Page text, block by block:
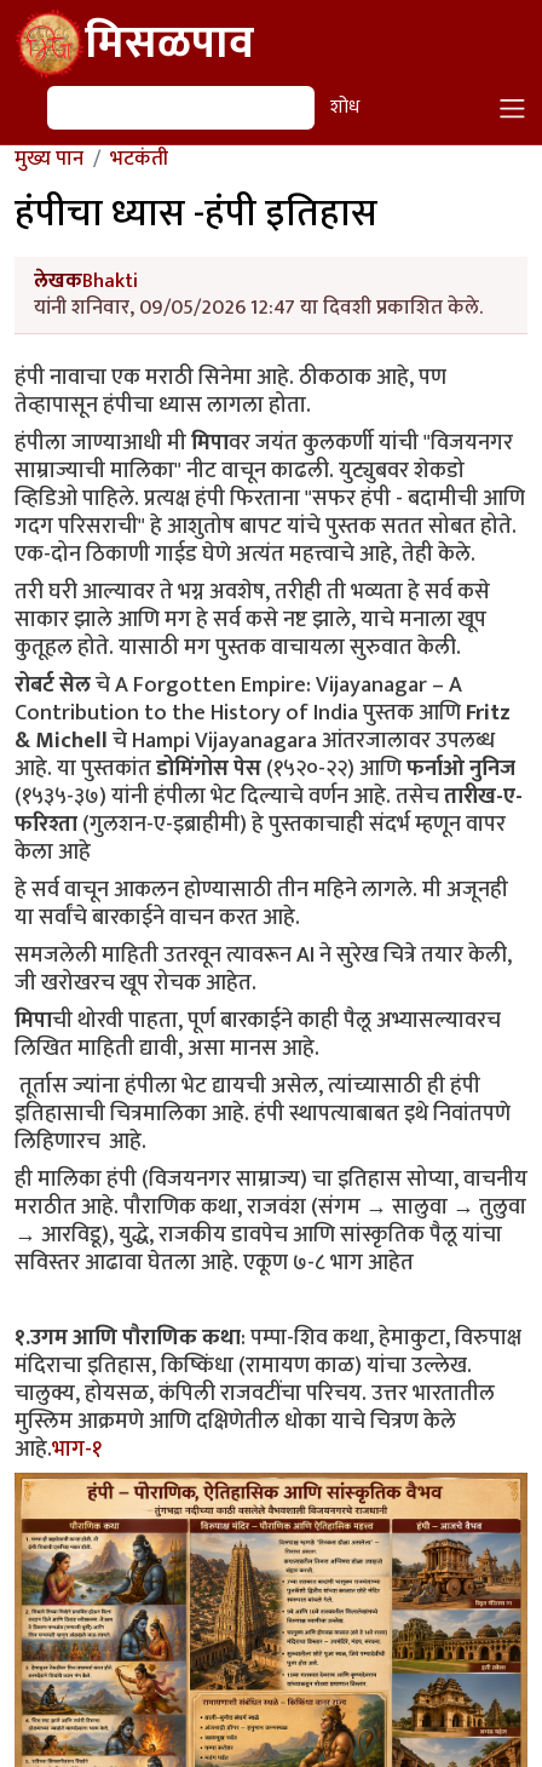
Skip to main contentमिसळपाव
शोध शोध
मुख्य पान भटकंती
हंपीचा ध्यास -हंपी इतिहास
लेखकBhakti
यांनी शनिवार, 09/05/2026 12:47 या दिवशी प्रकाशित केले.
हंपी नावाचा एक मराठी सिनेमा आहे. ठीकठाक आहे, पण
तेव्हापासून हंपीचा ध्यास लागला होता.
हंपीला जाण्याआधी मी मिपावर जयंत कुलकर्णी यांची "विजयनगर
साम्राज्याची मालिका" नीट वाचून काढली. युट्युबवर शेकडो
व्हिडिओ पाहिले. प्रत्यक्ष हंपी फिरताना "सफर हंपी - बदामीची आणि
गदग परिसराची" हे आशुतोष बापट यांचे पुस्तक सतत सोबत होते.
एक-दोन ठिकाणी गाईड घेणे अत्यंत महत्त्वाचे आहे, तेही केले.
तरी घरी आल्यावर ते भग्न अवशेष, तरीही ती भव्यता हे सर्व कसे
साकार झाले आणि मग हे सर्व कसे नष्ट झाले, याचे मनाला खूप
कुतूहल होते. यासाठी मग पुस्तक वाचायला सुरुवात केली.
रोबर्ट सेल चे A Forgotten Empire: Vijayanagar – A
Contribution to the History of India पुस्तक आणि Fritz
& Michell चे Hampi Vijayanagara आंतरजालावर उपलब्ध
आहे. या पुस्तकांत डोमिंगोस पेस (१५२०-२२) आणि फर्नाओ नुनिज
(१५३५-३७) यांनी हंपीला भेट दिल्याचे वर्णन आहे. तसेच तारीख-ए-
फरिश्ता (गुलशन-ए-इब्राहीमी) हे पुस्तकाचाही संदर्भ म्हणून वापर
केला आहे
हे सर्व वाचून आकलन होण्यासाठी तीन महिने लागले. मी अजूनही
या सर्वांचे बारकाईने वाचन करत आहे.
समजलेली माहिती उतरवून त्यावरून AI ने सुरेख चित्रे तयार केली,
जी खरोखरच खूप रोचक आहेत.
मिपाची थोरवी पाहता, पूर्ण बारकाईने काही पैलू अभ्यासल्यावरच
लिखित माहिती द्यावी, असा मानस आहे.
इतिहासाची चित्रमालिका आहे. हंपी स्थापत्याबाबत इथे निवांतपणे
लिहिणारच  आहे.
ही मालिका हंपी (विजयनगर साम्राज्य) चा इतिहास सोप्या, वाचनीय
मराठीत आहे. पौराणिक कथा, राजवंश (संगम → सालुवा → तुलुवा
→ आरविडू), युद्धे, राजकीय डावपेच आणि सांस्कृतिक पैलू यांचा
सविस्तर आढावा घेतला आहे. एकूण ७-८ भाग आहेत
१.उगम आणि पौराणिक कथा: पम्पा-शिव कथा, हेमाकुटा, विरुपाक्ष
मंदिराचा इतिहास, किष्किंधा (रामायण काळ) यांचा उल्लेख.
चालुक्य, होयसळ, कंपिली राजवटींचा परिचय. उत्तर भारतातील
मुस्लिम आक्रमणे आणि दक्षिणेतील धोका याचे चित्रण केले
आहे.भाग-१